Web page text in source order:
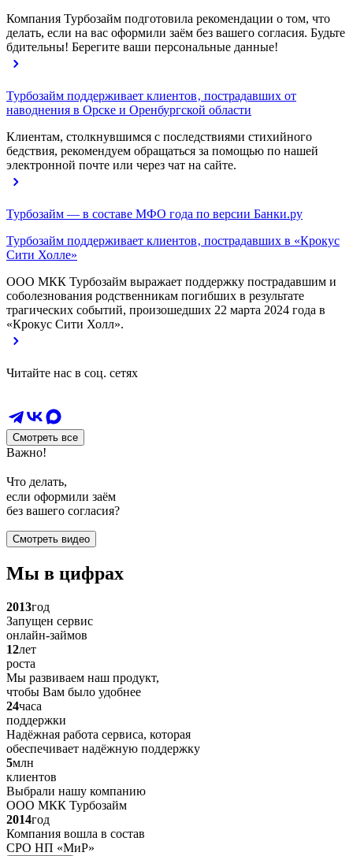
Компания Турбозайм подготовила рекомендации о том, что
делать, если на вас оформили заём без вашего согласия. Будьте
бдительны! Берегите ваши персональные данные!
Турбозайм поддерживает клиентов‚ пострадавших от
наводнения в Орске и Оренбургской области
Клиентам, столкнувшимся с последствиями стихийного
бедствия, рекомендуем обращаться за помощью по нашей
электронной почте или через чат на сайте.
Турбозайм — в составе МФО года по версии Банки.ру
Турбозайм поддерживает клиентов‚ пострадавших в «Крокус
Сити Холле»
ООО МКК Турбозайм выражает поддержку пострадавшим и
соболезнования родственникам погибших в результате
трагических событий, произошедших 22 марта 2024 года в
«Крокус Сити Холл».
Читайте нас в соц. сетях
Смотреть все
Важно!
Что делать,
если оформили заём
без вашего согласия?
Смотреть видео
Мы в цифрах
2013год
Запущен сервис
онлайн-займов
12лет
роста
Мы развиваем наш продукт,
чтобы Вам было удобнее
24часа
поддержки
Надёжная работа сервиса, которая
обеспечивает надёжную поддержку
5млн
клиентов
Выбрали нашу компанию
ООО МКК Турбозайм
2014год
Компания вошла в состав
СРО НП «МиР»